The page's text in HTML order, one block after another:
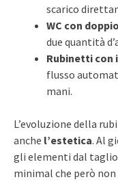
scarico
WC con
due quantità
Rubinetti con
flusso
mani.
L’evoluzione della
anche l’estetica. Al
gli elementi dal
minimal che però